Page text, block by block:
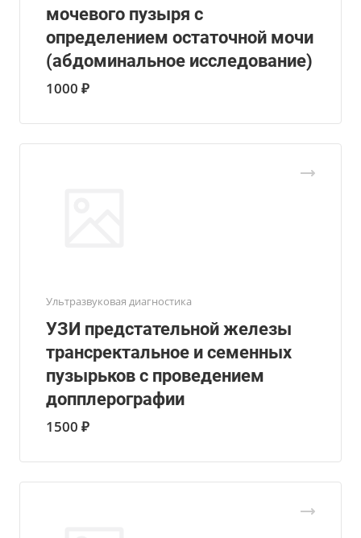
мочевого пузыря с
определением остаточной мочи
(абдоминальное исследование)
1000 ₽
Ультразвуковая диагностика
УЗИ предстательной железы
трансректальное и семенных
пузырьков с проведением
допплерографии
1500 ₽